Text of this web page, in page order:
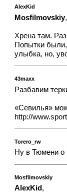
AlexKid
Mosfilmovskiy,
Хрена там.
Попытки были,
улыбка, но,
43maxx
Разбавим
«Севилья»
http://
Torero_rw
Ну в Тюмени о
Mosfilmovskiy
AlexKid,